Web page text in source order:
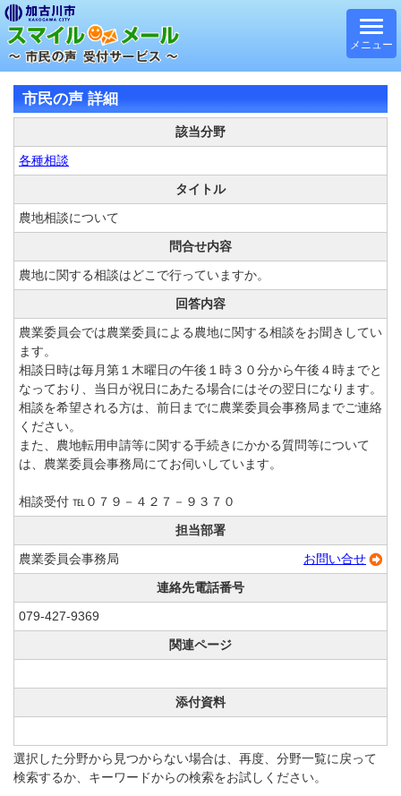
メニュー
市民の声 詳細
該当分野
各種相談
タイトル
農地相談について
問合せ内容
農地に関する相談はどこで行っていますか。
回答内容
農業委員会では農業委員による農地に関する相談をお聞きしてい
ます。
相談日時は毎月第１木曜日の午後１時３０分から午後４時までと
なっており、当日が祝日にあたる場合にはその翌日になります。
相談を希望される方は、前日までに農業委員会事務局までご連絡
ください。
また、農地転用申請等に関する手続きにかかる質問等について
は、農業委員会事務局にてお伺いしています。
相談受付 ℡０７９－４２７－９３７０
担当部署
お問い合せ
農業委員会事務局
連絡先電話番号
079-427-9369
関連ページ
添付資料
選択した分野から見つからない場合は、再度、分野一覧に戻って
検索するか、キーワードからの検索をお試しください。